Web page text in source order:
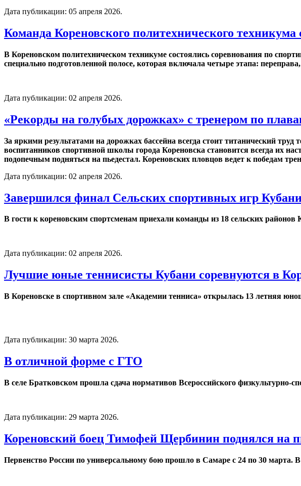
Дата публикации: 05 апреля 2026.
Команда Кореновского политехнического
В Кореновском политехническом техникуме состоялись соревнования по
специально подготовленной полосе, которая включала четыре этапа:
Дата публикации: 02 апреля 2026.
«Рекорды на голубых дорожках» с тренером по
За яркими результатами на дорожках бассейна всегда стоит титанический
воспитанников спортивной школы города Кореновска становится всегда их
подопечным подняться на пьедестал. Кореновских пловцов ведет к победам
Дата публикации: 02 апреля 2026.
Завершился финал Сельских спортивных игр
В гости к кореновским спортсменам приехали команды из 18 сельских районов
Дата публикации: 02 апреля 2026.
Лучшие юные теннисисты Кубани соревнуются в
В Кореновске в спортивном зале «Академии тенниса» открылась 13 летняя
Дата публикации: 30 марта 2026.
В отличной форме с ГТО
В селе Братковском прошла сдача нормативов Всероссийского физкультурно-
Дата публикации: 29 марта 2026.
Кореновский боец Тимофей Щербинин поднялся на
Первенство России по универсальному бою прошло в Самаре с 24 по 30 марта.